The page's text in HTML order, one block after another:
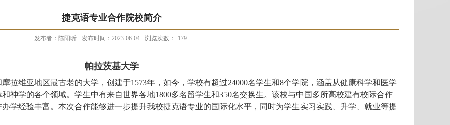
捷克语专业合作院校简介
发布者：陈阳昕 发布时间：2023-06-04 浏览次数： 179
帕拉茨基大学
拉维亚地区最古老的大学，创建于1573年，如今，学校有超过24000名学生和8个学院，涵盖从健康科学和医学
神学的各个领域。学生中有来自世界各地1800多名留学生和350名交换生。该校与中国多所高校建有校际合作
学经验丰富。本次合作能够进一步提升我校捷克语专业的国际化水平，同时为学生实习实践、升学、就业等提